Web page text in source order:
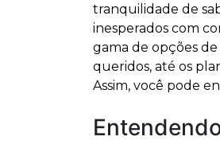
tranquilidade de
inesperados com
gama de opções
queridos, até os
Assim, você pode